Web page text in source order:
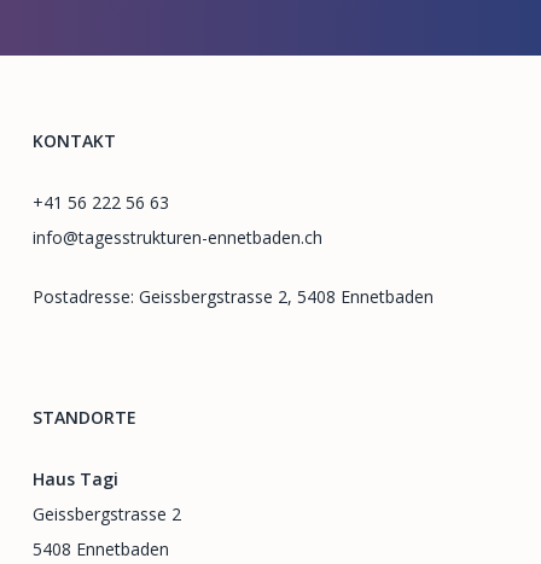
KONTAKT
+41 56 222 56 63
info@tagesstrukturen-ennetbaden.ch
Postadresse: Geissbergstrasse 2, 5408 Ennetbaden
STANDORTE
Haus Tagi
Geissbergstrasse 2
5408 Ennetbaden